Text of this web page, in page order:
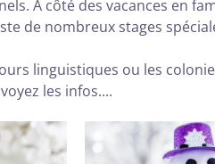
A côté des vacances en
de nombreux stages
linguistiques ou les
les infos....